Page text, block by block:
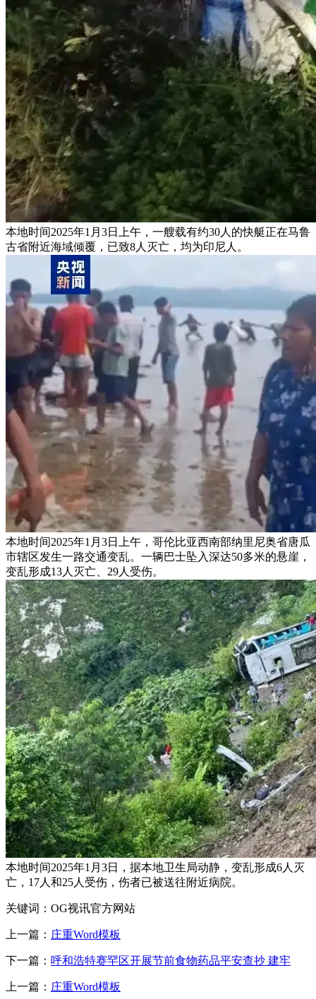
本地时间2025年1月3日上午，一艘载有约30人的快艇正在马鲁
古省附近海域倾覆，已致8人灭亡，均为印尼人。
本地时间2025年1月3日上午，哥伦比亚西南部纳里尼奥省唐瓜
市辖区发生一路交通变乱。一辆巴士坠入深达50多米的悬崖，
变乱形成13人灭亡、29人受伤。
本地时间2025年1月3日，据本地卫生局动静，变乱形成6人灭
亡，17人和25人受伤，伤者已被送往附近病院。
关键词：OG视讯官方网站
上一篇： 庄重Word模板
下一篇： 呼和浩特赛罕区开展节前食物药品平安查抄 建牢
上一篇： 庄重Word模板